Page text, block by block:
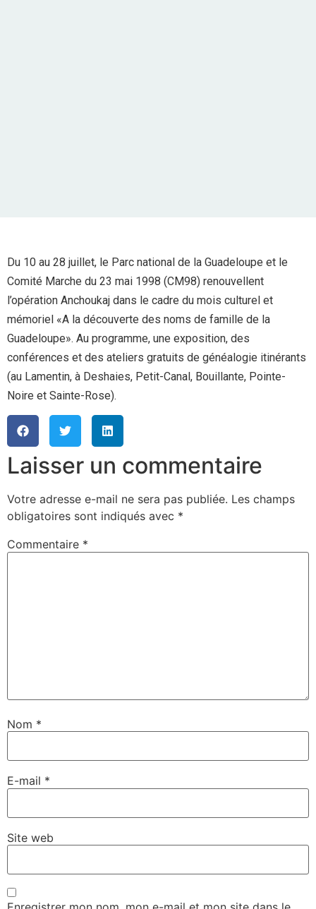
Du 10 au 28 juillet, le Parc national de la Guadeloupe et le
Comité Marche du 23 mai 1998 (CM98) renouvellent
l’opération Anchoukaj dans le cadre du mois culturel et
mémoriel «A la découverte des noms de famille de la
Guadeloupe». Au programme, une exposition, des
conférences et des ateliers gratuits de généalogie itinérants
(au Lamentin, à Deshaies, Petit-Canal, Bouillante, Pointe-
Noire et Sainte-Rose).
Laisser un commentaire
Votre adresse e-mail ne sera pas publiée. Les champs
obligatoires sont indiqués avec *
Commentaire *
Nom *
E-mail *
Site web